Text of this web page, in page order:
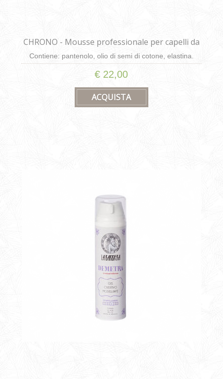
CHRONO - Mousse professionale per capelli da
250ml
Contiene: pantenolo, olio di semi di cotone, elastina.
€ 22,00